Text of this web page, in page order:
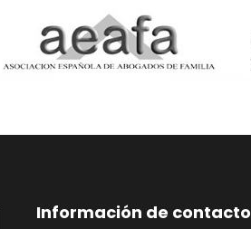
Información de contacto